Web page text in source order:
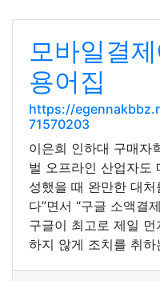
모바일결
용어집
https://
71570203
이은희 인하대 구매자
벌 오프라인 산업자도
성했을 때 완만한 대
다”면서 “구글 소액결
구글이 최고로 제일
하지 않게 조치를 취하